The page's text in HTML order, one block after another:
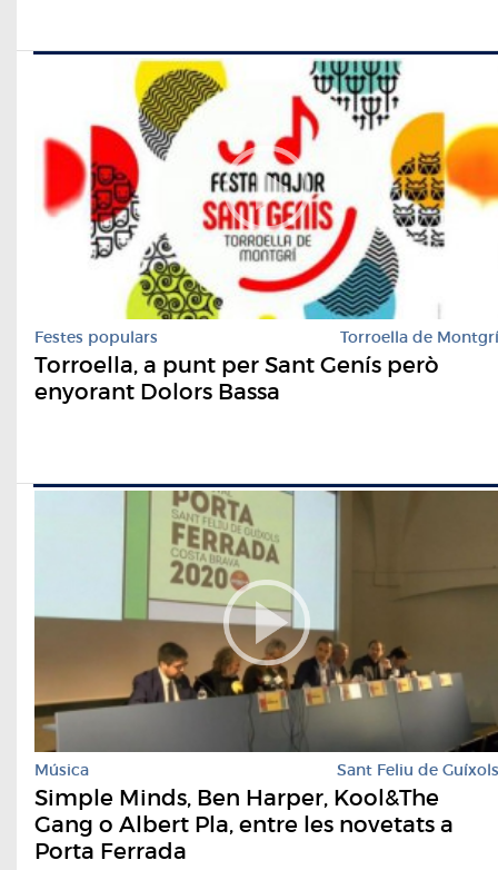
Festes populars Torroella de Montgrí
Torroella, a punt per Sant Genís però
enyorant Dolors Bassa
Música Sant Feliu de Guíxols
Simple Minds, Ben Harper, Kool&The
Gang o Albert Pla, entre les novetats a
Porta Ferrada